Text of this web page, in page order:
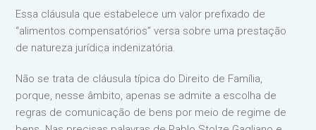
Essa cláusula que estabelece um valor prefixado de
“alimentos compensatórios” versa sobre uma prestação
de natureza jurídica indenizatória.
Não se trata de cláusula típica do Direito de Família,
porque, nesse âmbito, apenas se admite a escolha de
regras de comunicação de bens por meio de regime de